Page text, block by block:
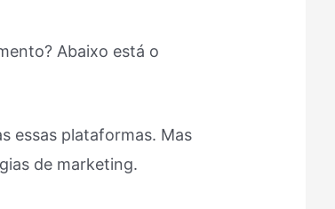
Abaixo está o
essas plataformas. Mas
de marketing.